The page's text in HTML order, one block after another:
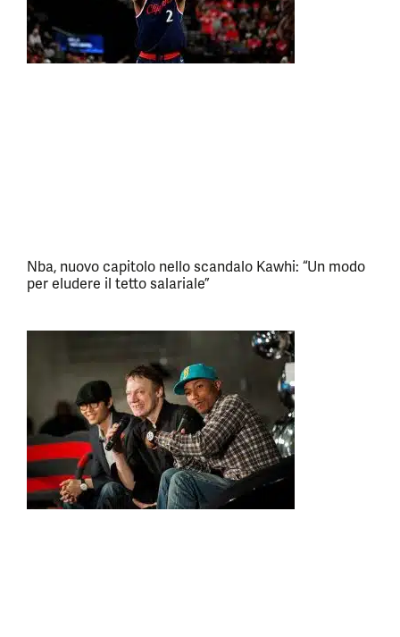
Nba, nuovo capitolo nello scandalo Kawhi: “Un modo
per eludere il tetto salariale”